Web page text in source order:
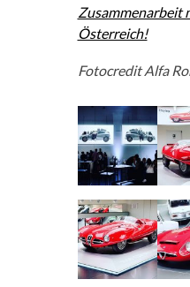
Zusammenarbeit
Österreich!
Fotocredit Alfa